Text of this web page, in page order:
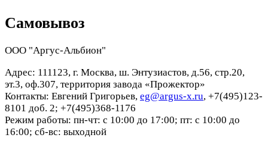
Самовывоз
ООО "Аргус-Альбион"
Адрес: 111123, г. Москва, ш. Энтузиастов, д.56, стр.20,
эт.3, оф.307, территория завода «Прожектор»
Контакты: Евгений Григорьев, eg@argus-x.ru, +7(495)123-
8101 доб. 2; +7(495)368-1176
Режим работы: пн-чт: с 10:00 до 17:00; пт: с 10:00 до
16:00; сб-вс: выходной